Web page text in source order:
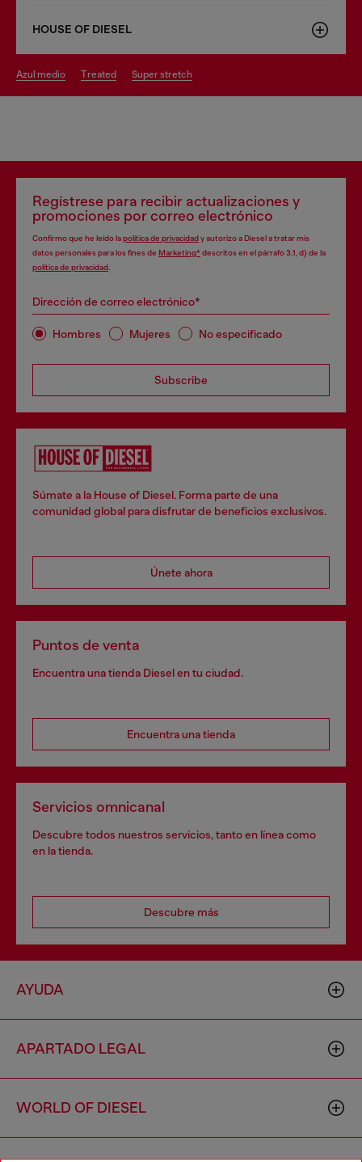
HOUSE OF DIESEL
azul medio treated super stretch
Regístrese para recibir actualizaciones y
promociones por correo electrónico
Confirmo que he leído lapolítica de privacidady autorizo a Diesel a tratar mis
datos personales para los fines de Marketing*descritos en el párrafo 3.1, d) de la
política de privacidad
Dirección de correo electrónico*
Hombres Mujeres No especificado
Subscribe
Súmate a la House of Diesel. Forma parte de una
comunidad global para disfrutar de beneficios exclusivos.
Únete ahora
Puntos de venta
Encuentra una tienda Diesel en tu ciudad.
Encuentra una tienda
Servicios omnicanal
Descubre todos nuestros servicios, tanto en línea como
en la tienda.
Descubre más
AYUDA
APARTADO LEGAL
WORLD OF DIESEL